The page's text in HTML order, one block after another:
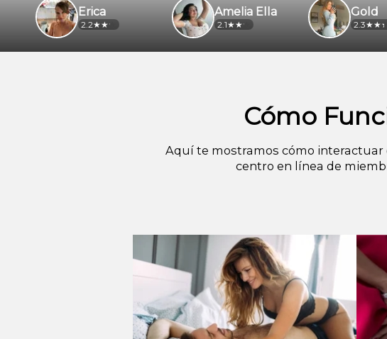
Gold
2.3
Amelia Ella
2.1
Erica
2.2
Cómo
Aquí te mostramos cómo
centro en línea de